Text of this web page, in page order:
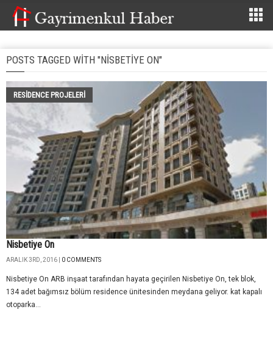
POSTS TAGGED WITH "NISBETIYE ON"
RESIDENCE PROJELERI
Nisbetiye On
ARALIK 3RD, 2016 | 0 COMMENTS
Nisbetiye On ARB inşaat tarafından hayata geçirilen Nisbetiye On, tek blok,
134 adet bağımsız bölüm residence ünitesinden meydana geliyor. kat kapalı
otoparka...